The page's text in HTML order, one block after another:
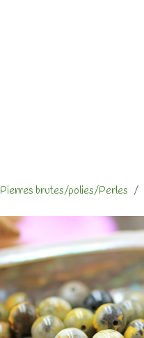
Pierres brutes/polies/Perles